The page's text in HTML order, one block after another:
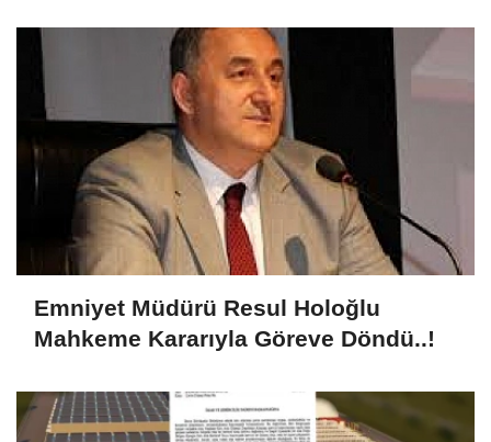
Emniyet Müdürü Resul Holoğlu
Mahkeme Kararıyla Göreve Döndü..!